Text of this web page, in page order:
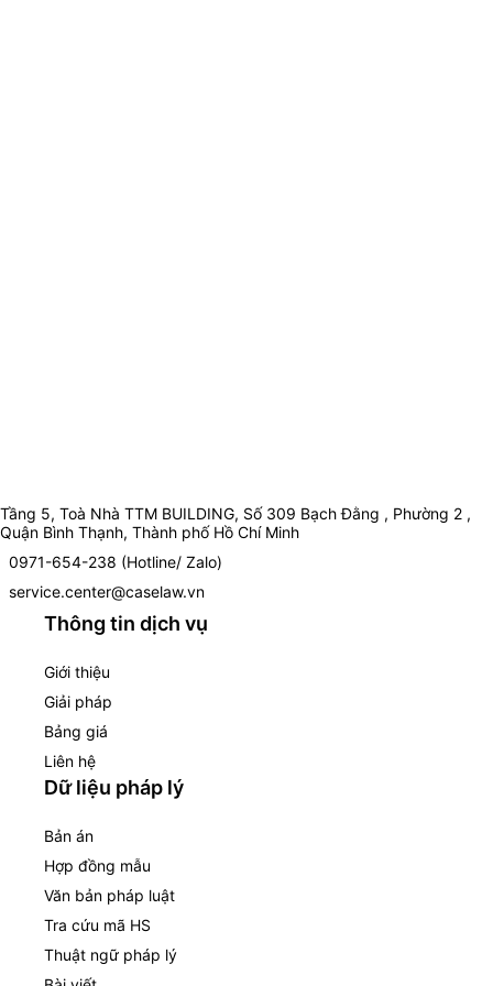
Tầng 5, Toà Nhà TTM BUILDING, Số 309 Bạch Đằng , Phường 2 ,
Quận Bình Thạnh, Thành phố Hồ Chí Minh
0971-654-238 (Hotline/ Zalo)
service.center@caselaw.vn
Thông tin dịch vụ
Giới thiệu
Giải pháp
Bảng giá
Liên hệ
Dữ liệu pháp lý
Bản án
Hợp đồng mẫu
Văn bản pháp luật
Tra cứu mã HS
Thuật ngữ pháp lý